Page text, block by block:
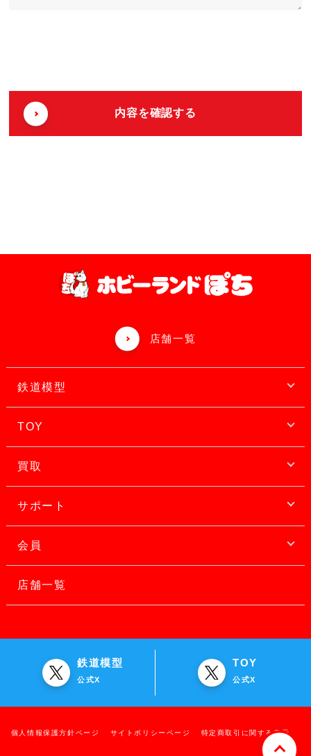
店舗一覧
鉄道模型
TOY
買取
サポート
会員
店舗一覧
鉄道模型
公式X
TOY
公式X
個人情報保護方針ページ サイトポリシーページ 特定商取引に関する表示